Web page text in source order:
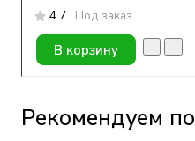
4.7 Под заказ
В корзину
Рекомендуем